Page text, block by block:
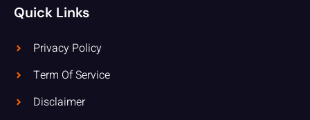
Quick Links
Privacy Policy
Term Of Service
Disclaimer